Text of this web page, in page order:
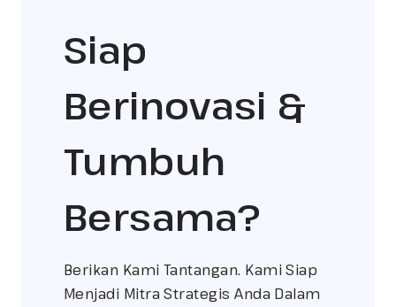
Siap
Berinovasi &
Tumbuh
Bersama?
Berikan Kami Tantangan. Kami Siap
Menjadi Mitra Strategis Anda Dalam